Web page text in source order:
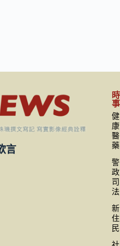
言
時
事
健
康
醫
藥
警
政
司
法
新
住
民